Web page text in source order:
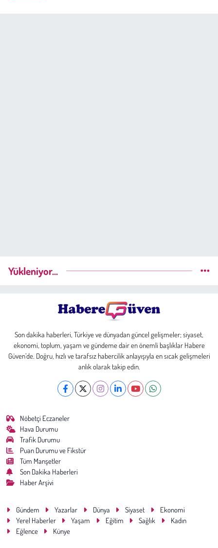
Yükleniyor...
Son dakika haberleri, Türkiye ve dünyadan güncel gelişmeler; siyaset,
ekonomi, toplum, yaşam ve gündeme dair en önemli başlıklar Habere
Güven’de. Doğru, hızlı ve tarafsız habercilik anlayışıyla en sıcak gelişmeleri
anlık olarak takip edin.
Nöbetçi Eczaneler
Hava Durumu
Trafik Durumu
Puan Durumu ve Fikstür
Tüm Manşetler
Son Dakika Haberleri
Haber Arşivi
Gündem Yazarlar Dünya Siyaset
Ekonomi
Yerel Haberler
Yaşam Eğitim Sağlık
Kadın
Eğlence
Künye